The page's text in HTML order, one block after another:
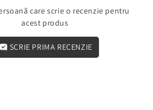
care scrie o recenzie pentru
acest produs
SCRIE PRIMA RECENZIE